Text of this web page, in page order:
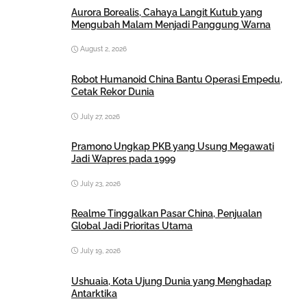
Aurora Borealis, Cahaya Langit Kutub yang
Mengubah Malam Menjadi Panggung Warna
August 2, 2026
Robot Humanoid China Bantu Operasi Empedu,
Cetak Rekor Dunia
July 27, 2026
Pramono Ungkap PKB yang Usung Megawati
Jadi Wapres pada 1999
July 23, 2026
Realme Tinggalkan Pasar China, Penjualan
Global Jadi Prioritas Utama
July 19, 2026
Ushuaia, Kota Ujung Dunia yang Menghadap
Antarktika